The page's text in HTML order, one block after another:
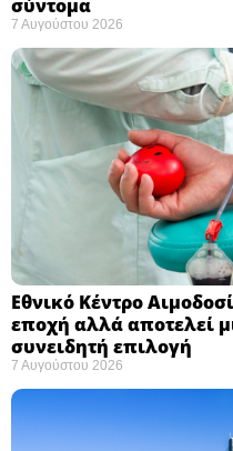
σύντομα ​
7 Αυγούστου 2026
Εθνικό Κέντρο
εποχή αλλά αποτελεί
συνειδητή επιλογή ​
7 Αυγούστου 2026